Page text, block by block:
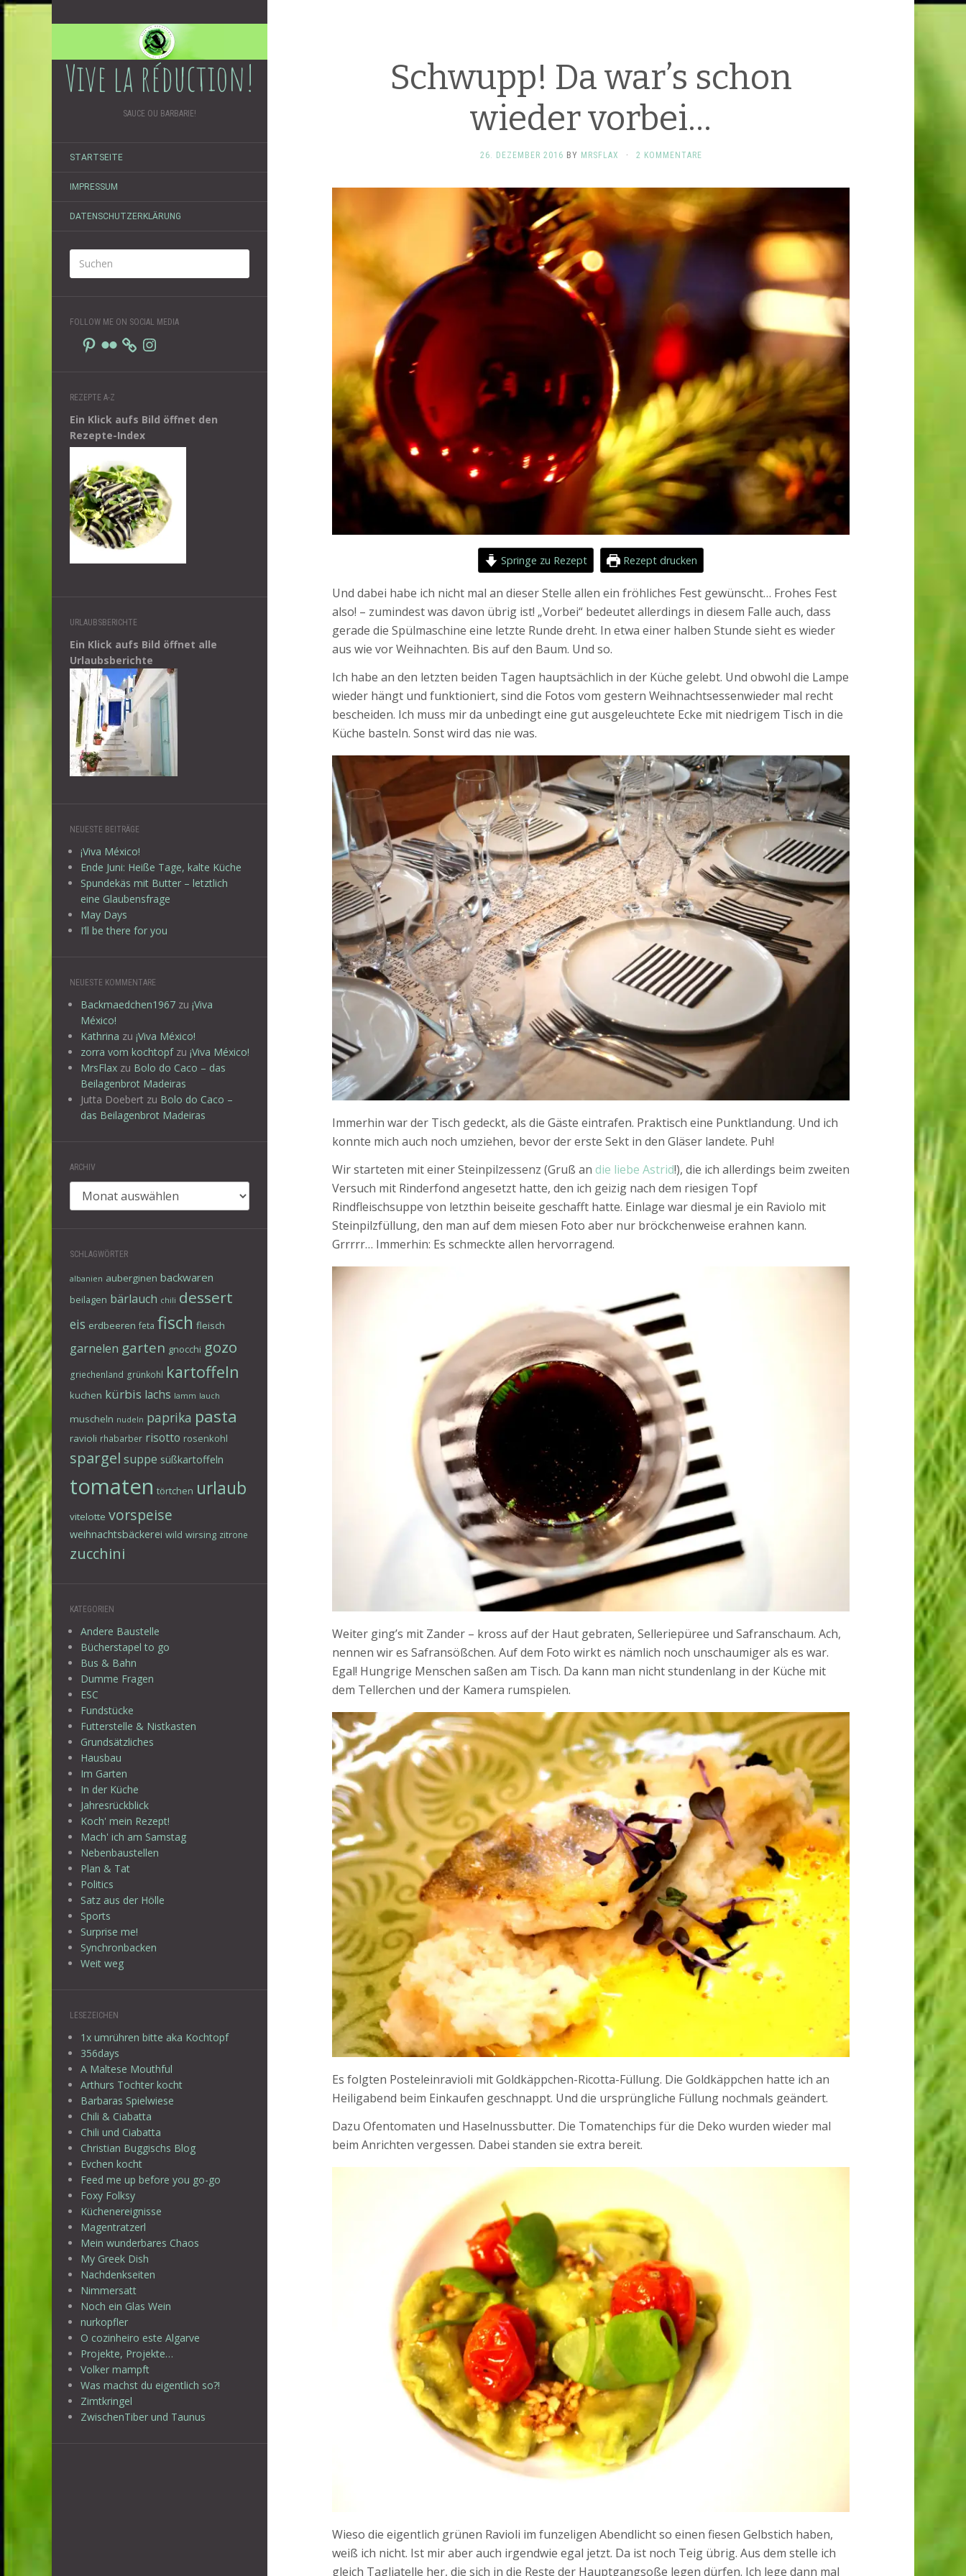
Vive la réduction!
SAUCE OU BARBARIE!
STARTSEITE
IMPRESSUM
DATENSCHUTZERKLÄRUNG
FOLLOW ME ON SOCIAL MEDIA
Pinterest
Flickr Instagram
REZEPTE A-Z
Ein Klick aufs Bild öffnet den
Rezepte-Index
URLAUBSBERICHTE
Ein Klick aufs Bild öffnet alle
Urlaubsberichte
NEUESTE BEITRÄGE
¡Viva México!
Ende Juni: Heiße Tage, kalte Küche
Spundekäs mit Butter – letztlich
eine Glaubensfrage
May Days
I’ll be there for you
NEUESTE KOMMENTARE
Backmaedchen1967 zu ¡Viva
México!
Kathrina zu ¡Viva México!
zorra vom kochtopfzu ¡Viva México!
MrsFlax zu Bolo do Caco – das
Beilagenbrot Madeiras
Jutta Doebert zu Bolo do Caco –
das Beilagenbrot Madeiras
ARCHIV
SCHLAGWÖRTER
albanien auberginen backwaren
beilagen bärlauch chili dessert
eis erdbeeren feta fisch fleisch
garnelen garten gnocchi gozo
griechenland grünkohl kartoffeln
kuchen kürbis lachs lamm lauch
muscheln nudeln paprika pasta
ravioli rhabarber risotto rosenkohl
spargel suppe süßkartoffeln
tomaten törtchen urlaub
vitelotte vorspeise
weihnachtsbäckerei wild wirsing zitrone
zucchini
KATEGORIEN
Andere Baustelle
Bücherstapel to go
Bus & Bahn
Dumme Fragen
ESC
Fundstücke
Futterstelle & Nistkasten
Grundsätzliches
Hausbau
Im Garten
In der Küche
Jahresrückblick
Koch' mein Rezept!
Mach' ich am Samstag
Nebenbaustellen
Plan & Tat
Politics
Satz aus der Hölle
Sports
Surprise me!
Synchronbacken
Weit weg
LESEZEICHEN
1x umrühren bitte aka Kochtopf
356days
A Maltese Mouthful
Arthurs Tochter kocht
Barbaras Spielwiese
Chili & Ciabatta
Chili und Ciabatta
Christian Buggischs Blog
Evchen kocht
Feed me up before you go-go
Foxy Folksy
Küchenereignisse
Magentratzerl
Mein wunderbares Chaos
My Greek Dish
Nachdenkseiten
Nimmersatt
Noch ein Glas Wein
nurkopfler
O cozinheiro este Algarve
Projekte, Projekte…
Volker mampft
Was machst du eigentlich so?!
Zimtkringel
ZwischenTiber und Taunus
Schwupp! Da war’s schon
wieder vorbei…
26. DEZEMBER 2016 BY MRSFLAX · 2 KOMMENTARE
Springe zu Rezept Rezept drucken
Und dabei habe ich nicht mal an dieser Stelle allen ein fröhliches Fest gewünscht… Frohes Fest
also! – zumindest was davon übrig ist! „Vorbei“ bedeutet allerdings in diesem Falle auch, dass
gerade die Spülmaschine eine letzte Runde dreht. In etwa einer halben Stunde sieht es wieder
aus wie vor Weihnachten. Bis auf den Baum. Und so.
Ich habe an den letzten beiden Tagen hauptsächlich in der Küche gelebt. Und obwohl die Lampe
wieder hängt und funktioniert, sind die Fotos vom gestern Weihnachtsessenwieder mal recht
bescheiden. Ich muss mir da unbedingt eine gut ausgeleuchtete Ecke mit niedrigem Tisch in die
Küche basteln. Sonst wird das nie was.
Immerhin war der Tisch gedeckt, als die Gäste eintrafen. Praktisch eine Punktlandung. Und ich
konnte mich auch noch umziehen, bevor der erste Sekt in den Gläser landete. Puh!
Wir starteten mit einer Steinpilzessenz (Gruß an die liebe Astrid!), die ich allerdings beim zweiten
Versuch mit Rinderfond angesetzt hatte, den ich geizig nach dem riesigen Topf
Rindfleischsuppe von letzthin beiseite geschafft hatte. Einlage war diesmal je ein Raviolo mit
Steinpilzfüllung, den man auf dem miesen Foto aber nur bröckchenweise erahnen kann.
Grrrrr… Immerhin: Es schmeckte allen hervorragend.
Weiter ging’s mit Zander – kross auf der Haut gebraten, Selleriepüree und Safranschaum. Ach,
nennen wir es Safransößchen. Auf dem Foto wirkt es nämlich noch unschaumiger als es war.
Egal! Hungrige Menschen saßen am Tisch. Da kann man nicht stundenlang in der Küche mit
dem Tellerchen und der Kamera rumspielen.
Es folgten Posteleinravioli mit Goldkäppchen-Ricotta-Füllung. Die Goldkäppchen hatte ich an
Heiligabend beim Einkaufen geschnappt. Und die ursprüngliche Füllung nochmals geändert.
Dazu Ofentomaten und Haselnussbutter. Die Tomatenchips für die Deko wurden wieder mal
beim Anrichten vergessen. Dabei standen sie extra bereit.
Wieso die eigentlich grünen Ravioli im funzeligen Abendlicht so einen fiesen Gelbstich haben,
weiß ich nicht. Ist mir aber auch irgendwie egal jetzt. Da ist noch Teig übrig. Aus dem stelle ich
gleich Tagliatelle her, die sich in die Reste der Hauptgangsoße legen dürfen. Ich lege dann mal